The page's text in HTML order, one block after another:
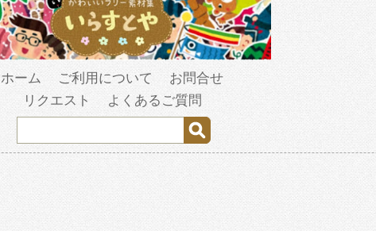
ホーム ご利用について
お問合せ
リクエスト
よくあるご質問